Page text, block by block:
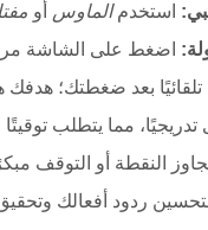
استخدمالماوس أو
اضغط على الشاشة
تلقائيًا بعد ضغطتك؛
مما يتطلب توقيتًا
النقطة أو التوقف
ردود أفعالك